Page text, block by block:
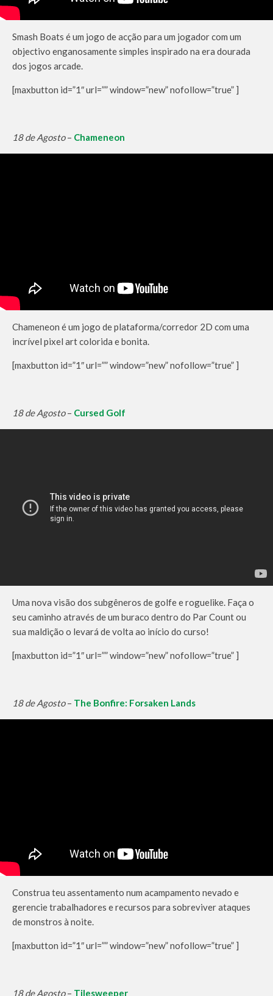
Smash Boats é um jogo de acção para um jogador com um
objectivo enganosamente simples inspirado na era dourada
dos jogos arcade.
[maxbutton id=”1″ url=”” window=”new” nofollow=”true” ]
18 de Agosto– Chameneon
Chameneon é um jogo de plataforma/corredor 2D com uma
incrível pixel art colorida e bonita.
[maxbutton id=”1″ url=”” window=”new” nofollow=”true” ]
18 de Agosto– Cursed Golf
Uma nova visão dos subgêneros de golfe e roguelike. Faça o
seu caminho através de um buraco dentro do Par Count ou
sua maldição o levará de volta ao início do curso!
[maxbutton id=”1″ url=”” window=”new” nofollow=”true” ]
18 de Agosto– The Bonfire: Forsaken Lands
Construa teu assentamento num acampamento nevado e
gerencie trabalhadores e recursos para sobreviver ataques
de monstros à noite.
[maxbutton id=”1″ url=”” window=”new” nofollow=”true” ]
18 de Agosto– Tilesweeper